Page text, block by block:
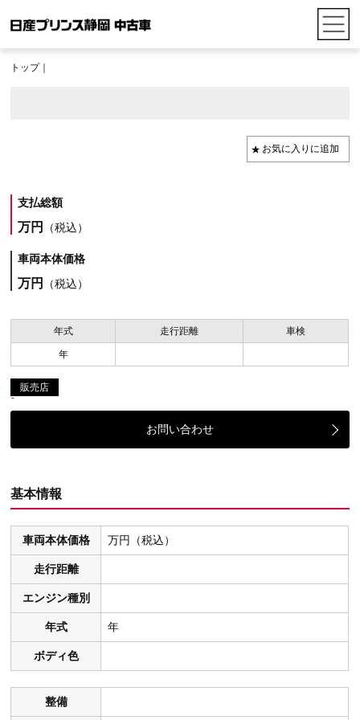
トップ｜
支払総額
万円 （税込）
車両本体価格
万円 （税込）
年式 走行距離 車検
年
販売店
お問い合わせ
基本情報
車両本体価格 万円（税込）
走行距離
エンジン種別
年式 年
ボディ色
整備